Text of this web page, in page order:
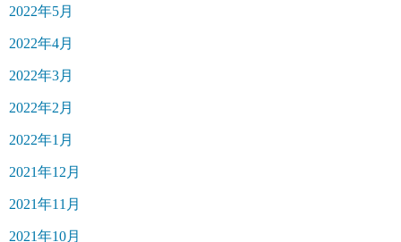
2022年5月
2022年4月
2022年3月
2022年2月
2022年1月
2021年12月
2021年11月
2021年10月